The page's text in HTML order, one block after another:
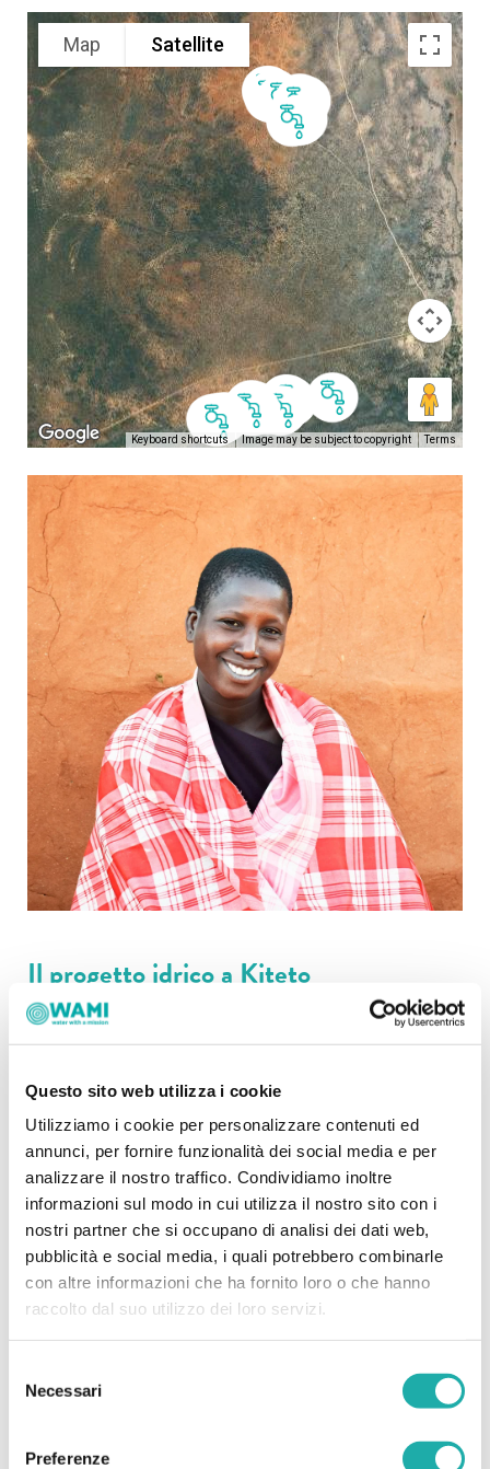
Questo sito web utilizza i cookie
Utilizziamo i cookie per personalizzare contenuti ed
annunci, per fornire funzionalità dei social media e per
analizzare il nostro traffico. Condividiamo inoltre
informazioni sul modo in cui utilizza il nostro sito con i
nostri partner che si occupano di analisi dei dati web,
pubblicità e social media, i quali potrebbero combinarle
con altre informazioni che ha fornito loro o che hanno
raccolto dal suo utilizzo dei loro servizi.
delNecessari
Preferenze
Map Satellite
Keyboard shortcuts Image may be subject to copyright Terms
Il progetto idrico a Kiteto
Kiteto si trova nel nord della Tanzania, abitato da popolazioni
Maasai. È un distretto in cui gran parte della popolazione
non ha accesso all’acqua
sono l’agricoltura e l’allevamento di mucche e pecore. Le
coltivazioni più comuni sono quella del mais e dei fiori di
girasole. Il mais, in particolare, viene sia venduto che
utilizzato come mangime per l’allevamento.